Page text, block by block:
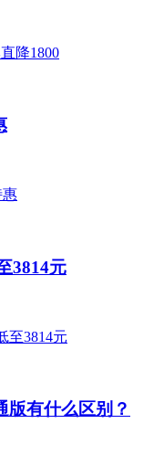
3814元
版有什么区别？